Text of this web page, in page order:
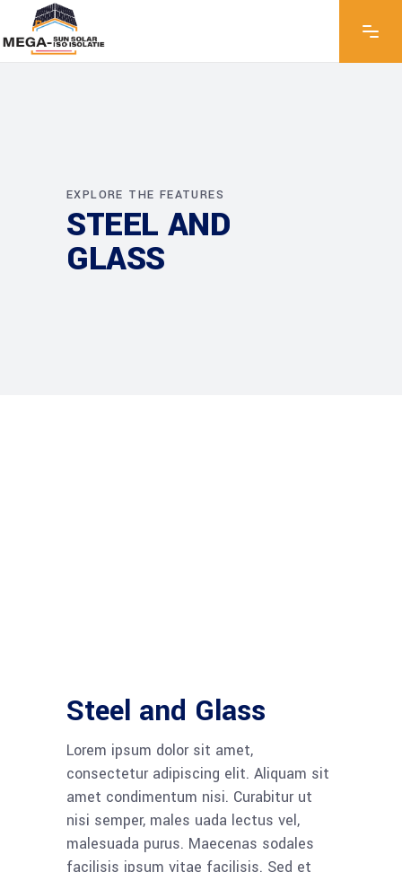
EXPLORE THE FEATURES
STEEL AND
GLASS
Steel and Glass
Lorem ipsum dolor sit amet,
consectetur adipiscing elit. Aliquam sit
amet condimentum nisi. Curabitur ut
nisi semper, males uada lectus vel,
malesuada purus. Maecenas sodales
facilisis ipsum vitae facilisis. Sed et